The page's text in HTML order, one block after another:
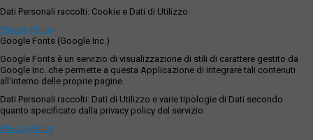
Dati Personali raccolti: Cookie e Dati di Utilizzo.
Privacy Policy
Google Fonts (Google Inc.)
Google Fonts è un servizio di visualizzazione di stili di carattere gestito da
Google Inc. che permette a questa Applicazione di integrare tali contenuti
all'interno delle proprie pagine.
Dati Personali raccolti: Dati di Utilizzo e varie tipologie di Dati secondo
quanto specificato dalla privacy policy del servizio.
Privacy Policy